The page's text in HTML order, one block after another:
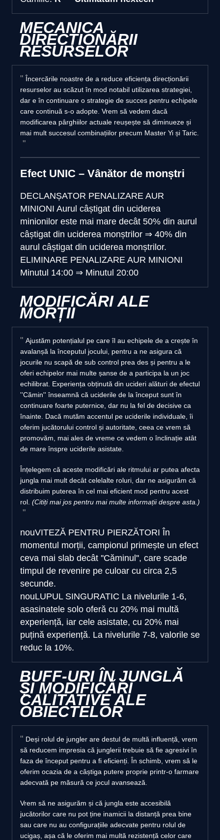
MECANICA
DIRECȚIONĂRII
RESURSELOR
Încercările noastre de a reduce eficiența direcționării
resurselor au scăzut în mod notabil utilizarea strategiei,
dar e în continuare o strategie de succes pentru echipele
care continuă s-o adopte. Vrem să vedem dacă
modificarea pârghiilor actuale reușește să diminueze și
mai mult succesul combinațiilor precum Master Yi și Taric.
Efect UNIC – Vânător de monștri
DECLANȘATOR PENALIZARE AUR
MINIONI Aurul câștigat din uciderea
minionilor este mai mare decât 50% din aurul
câștigat din uciderea monștrilor ⇒ 40% din
aurul câștigat din uciderea monștrilor.
ELIMINARE PENALIZARE AUR MINIONI
Minutul 14:00 ⇒ Minutul 20:00
MODIFICĂRI ALE
MORȚII
Ajustăm potențialul pe care îl au echipele de a crește în
avalanșă la începutul jocului, pentru a ne asigura că
jocurile nu scapă de sub control prea des și pentru a le
oferi echipelor mai multe șanse de a participa la un joc
echilibrat. Experiența obținută din ucideri alături de efectul
''Cămin'' înseamnă că uciderile de la început sunt în
continuare foarte puternice, dar nu la fel de decisive ca
înainte. Dacă mutăm accentul pe uciderile individuale, îi
oferim jucătorului control și autoritate, ceea ce vrem să
promovăm, mai ales de vreme ce vedem o înclinație atât
de mare înspre uciderile asistate.
Înțelegem că aceste modificări ale ritmului ar putea afecta
jungla mai mult decât celelalte roluri, dar ne asigurăm că
distribuim puterea în cel mai eficient mod pentru acest
rol. (Citiți mai jos pentru mai multe informații despre asta.)
nouVITEZĂ PENTRU PIERZĂTORI În
momentul morții, campionul primește un efect
ceva mai slab decât ''Căminul'', care scade
timpul de revenire pe culoar cu circa 2,5
secunde.
nouLUPUL SINGURATIC La nivelurile 1-6,
asasinatele solo oferă cu 20% mai multă
experiență, iar cele asistate, cu 20% mai
puțină experiență. La nivelurile 7-8, valorile se
reduc la 10%.
BUFF-URI ÎN JUNGLĂ
ȘI MODIFICĂRI
CALITATIVE ALE
OBIECTELOR
Deși rolul de jungler are destul de multă influență, vrem
să reducem impresia că junglerii trebuie să fie agresivi în
faza de început pentru a fi eficienți. În schimb, vrem să le
oferim ocazia de a câștiga putere proprie printr-o farmare
adecvată pe măsură ce jocul avansează.
Vrem să ne asigurăm și că jungla este accesibilă
jucătorilor care nu pot ține inamicii la distanță prea bine
sau care nu au configurațiile adecvate pentru rolul de
ucigaș, așa că le oferim mai multă rezistență celor care